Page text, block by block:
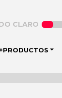
CLARO
+PRODUCTOS